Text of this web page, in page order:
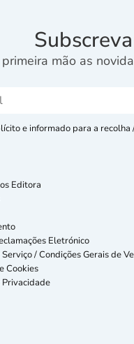
mão as
e informado para a
Editora
Eletrónico
/ Condições Gerais de
Cookies